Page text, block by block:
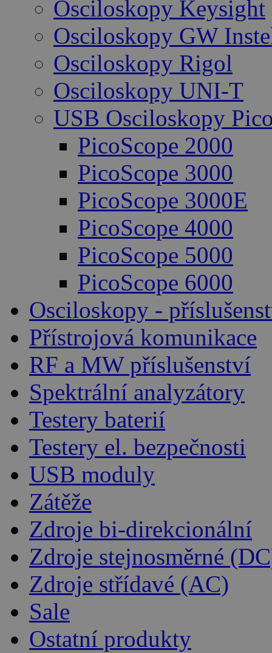
Osciloskopy Keysight
Osciloskopy GW
Osciloskopy Rigol
Osciloskopy UNI-T
USB Osciloskopy
PicoScope 2000
PicoScope 3000
PicoScope 3000E
PicoScope 4000
PicoScope 5000
PicoScope 6000
Osciloskopy -
Přístrojová komunikace
RF a MW příslušenství
Spektrální analyzátory
Testery baterií
Testery el. bezpečnosti
USB moduly
Zátěže
Zdroje bi-direkcionální
Zdroje stejnosměrné
Zdroje střídavé (AC)
Sale
Ostatní produkty